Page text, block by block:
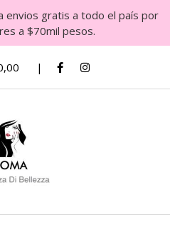
envios gratis a todo el país por
a $70mil pesos.